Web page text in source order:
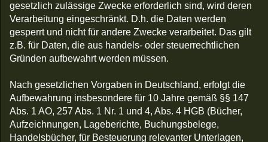
gesetzlich zulässige Zwecke erforderlich sind, wird deren
Verarbeitung eingeschränkt. D.h. die Daten werden
gesperrt und nicht für andere Zwecke verarbeitet. Das gilt
z.B. für Daten, die aus handels- oder steuerrechtlichen
Gründen aufbewahrt werden müssen.
Nach gesetzlichen Vorgaben in Deutschland, erfolgt die
Aufbewahrung insbesondere für 10 Jahre gemäß §§ 147
Abs. 1 AO, 257 Abs. 1 Nr. 1 und 4, Abs. 4 HGB (Bücher,
Aufzeichnungen, Lageberichte, Buchungsbelege,
Handelsbücher, für Besteuerung relevanter Unterlagen,